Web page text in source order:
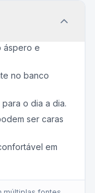
áspero e
no banco
o dia a dia.
ser caras
em